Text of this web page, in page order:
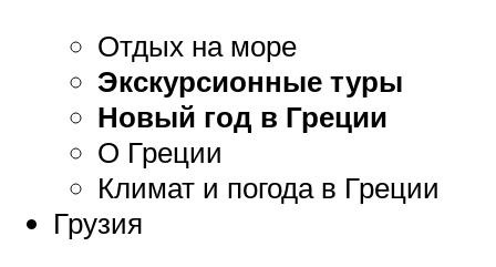
Отдых на море
Экскурсионные туры
Новый год в Греции
О Греции
Климат и погода в Греции
Грузия